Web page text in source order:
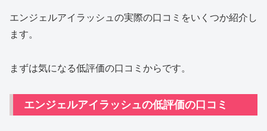
エンジェルアイラッシュの実際の口コミをいくつか紹介し
ます。
まずは気になる低評価の口コミからです。
エンジェルアイラッシュの低評価の口コミ